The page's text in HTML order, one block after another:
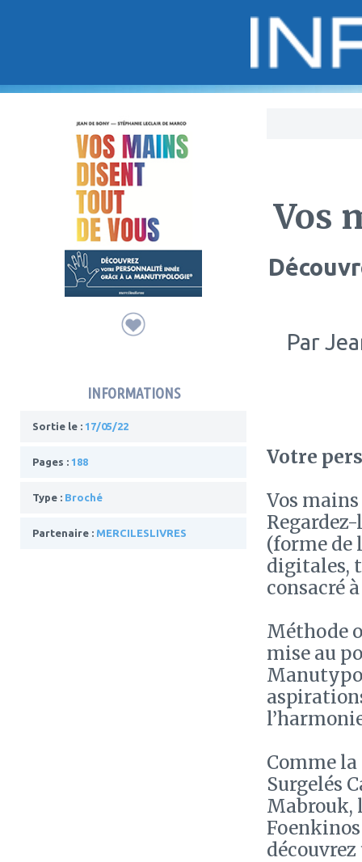
INFORMATIONS
Sortie le : 17/05/22
Pages : 188
Type : Broché
Partenaire : MERCILESLIVRES
Vos
Par
Votre
Vos
(forme de
digitales,
consacré
Méthode
mise au
Comme
Surgelés
Mabrouk,